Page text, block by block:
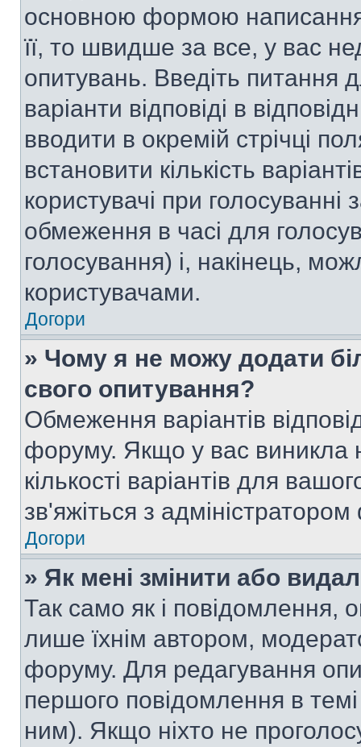
основною формою
її, то швидше за все, у вас
опитувань. Введіть питання
варіанти відповіді в
вводити в окремій стрічці
встановити кількість
користувачі при
обмеження в часі для
голосування) і, накінець,
користувачами.
Догори
» Чому я не можу додати
свого опитування?
Обмеження варіантів
форуму. Якщо у вас виникла
кількості варіантів для
зв'яжіться з
Догори
» Як мені змінити або
Так само як і повідомлення,
лише їхнім автором,
форуму. Для редагування
першого повідомлення в
ним). Якщо ніхто не